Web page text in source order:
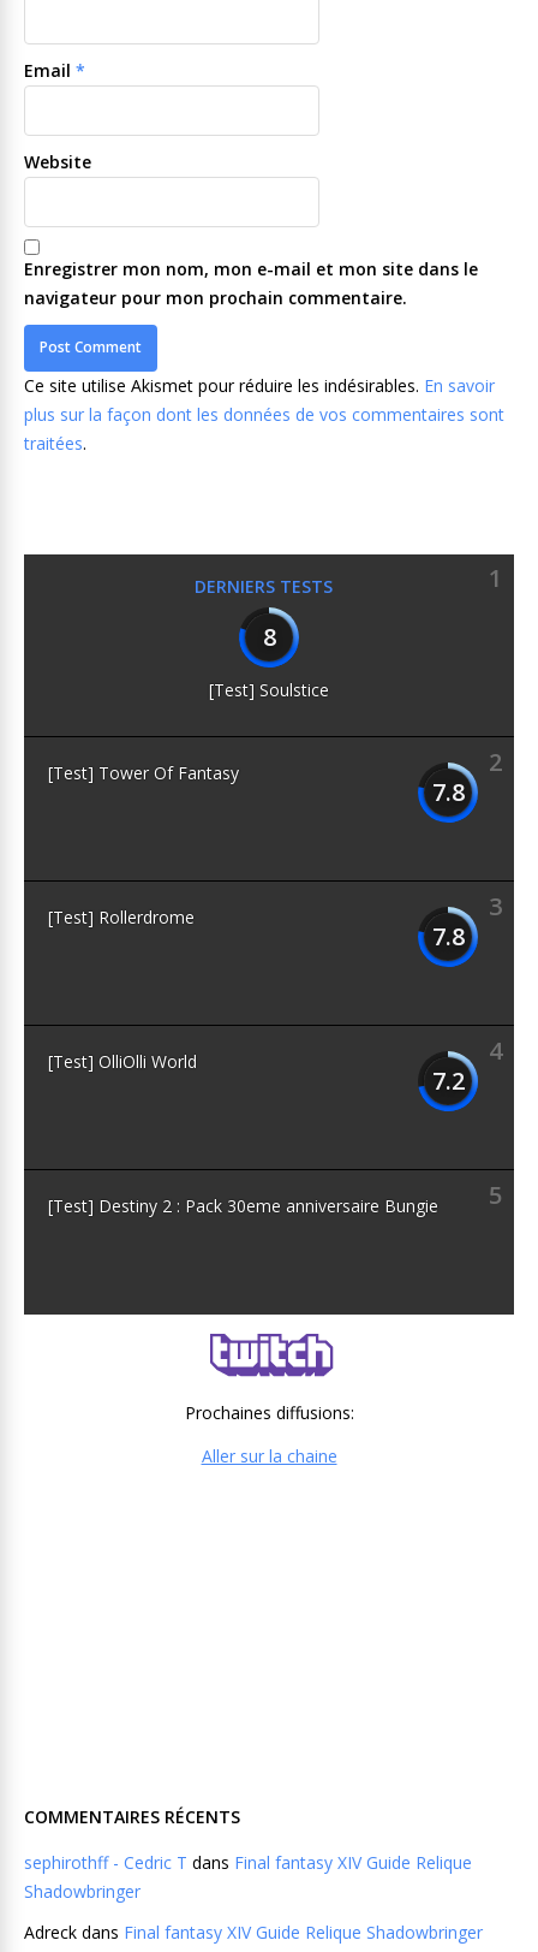
Email *
Website
Enregistrer mon nom, mon e-mail et mon site dans le
navigateur pour mon prochain commentaire.
Ce site utilise Akismet pour réduire les indésirables. En savoir
plus sur la façon dont les données de vos commentaires sont
traitées.
DERNIERS TESTS
1
8
[Test] Soulstice
2
7.8
[Test] Tower Of Fantasy
3
7.8
[Test] Rollerdrome
4
7.2
[Test] OlliOlli World
5
[Test] Destiny 2 : Pack 30eme anniversaire Bungie
Prochaines diffusions:
Aller sur la chaine
COMMENTAIRES RÉCENTS
sephirothff - Cedric T dans Final fantasy XIV Guide Relique
Shadowbringer
Adreck dans Final fantasy XIV Guide Relique Shadowbringer